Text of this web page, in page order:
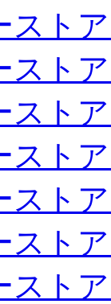
スト
スト
スト
スト
スト
スト
スト